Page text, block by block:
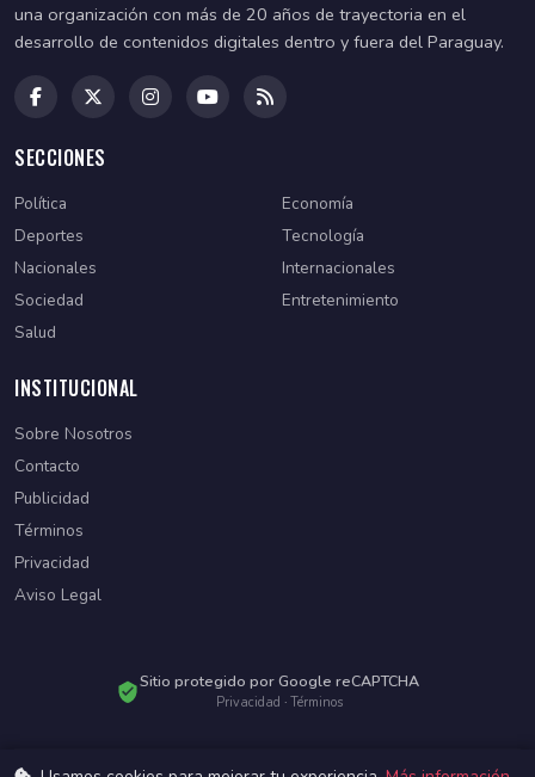
una organización con más de 20 años de trayectoria en el
desarrollo de contenidos digitales dentro y fuera del Paraguay.
SECCIONES
Política
Economía
Deportes
Tecnología
Nacionales
Internacionales
Sociedad
Entretenimiento
Salud
INSTITUCIONAL
Sobre Nosotros
Contacto
Publicidad
Términos
Privacidad
Aviso Legal
Sitio protegido por Google reCAPTCHA
Privacidad · Términos